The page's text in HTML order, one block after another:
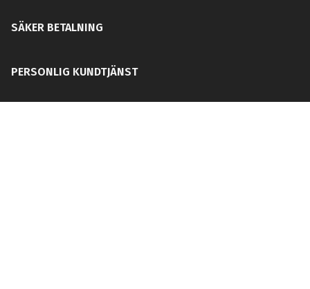
SÄKER BETALNING
PERSONLIG KUNDTJÄNST